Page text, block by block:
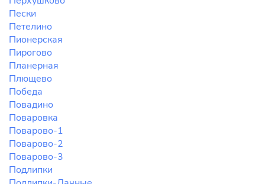
Пески
Петелино
Пионерская
Пирогово
Планерная
Плющево
Победа
Повадино
Поваровка
Поварово-1
Поварово-2
Поварово-3
Подлипки